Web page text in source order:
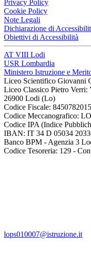
Privacy Policy
Cookie Policy
Note Legali
Dichiarazione di
Obiettivi di Accessibilità
AT VIII Lodi
USR Lombardia
Ministero Istruzione e
Liceo Scientifico Giovanni
Liceo Classico Pietro Verri:
26900 Lodi (Lo)
Codice Fiscale:
Codice Meccanografico:
Codice IPA (Indice
IBAN: IT 34 D 05034
Banco BPM - Agenzia 3
Codice Tesoreria: 129 -
lops010007@istruzione.it